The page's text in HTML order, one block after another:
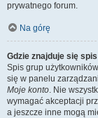
prywatnego forum.
Na górę
Gdzie znajduje się
Spis grup
się w panelu
Moje konto. Nie
wymagać akceptacji
a jeszcze inne mogą